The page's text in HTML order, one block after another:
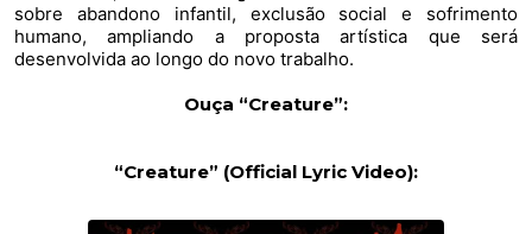
sobre abandono infantil, exclusão social e sofrimento
humano, ampliando a proposta artística que será
desenvolvida ao longo do novo trabalho.
Ouça “Creature”:
“Creature” (Official Lyric Video):